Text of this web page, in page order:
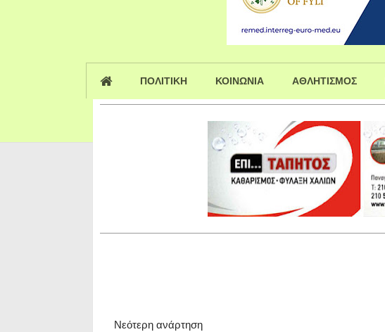
ΠΟΛΙΤΙΚΗ ΚΟΙΝΩΝΙΑ ΑΘΛΗΤΙΣΜΟΣ
Νεότερη ανάρτηση